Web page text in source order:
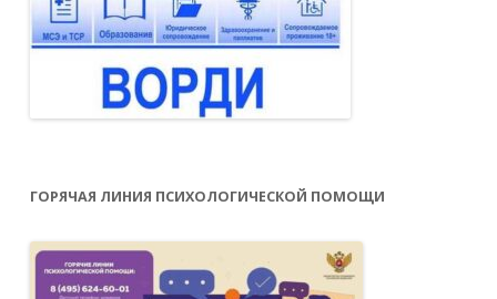
ГОРЯЧАЯ ЛИНИЯ ПСИХОЛОГИЧЕСКОЙ ПОМОЩИ